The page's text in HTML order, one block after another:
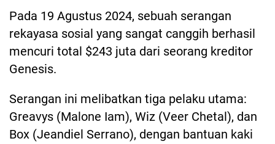
Pada 19 Agustus 2024, sebuah serangan
rekayasa sosial yang sangat canggih berhasil
mencuri total $243 juta dari seorang kreditor
Genesis.
Serangan ini melibatkan tiga pelaku utama:
Greavys (Malone Iam), Wiz (Veer Chetal), dan
Box (Jeandiel Serrano), dengan bantuan kaki